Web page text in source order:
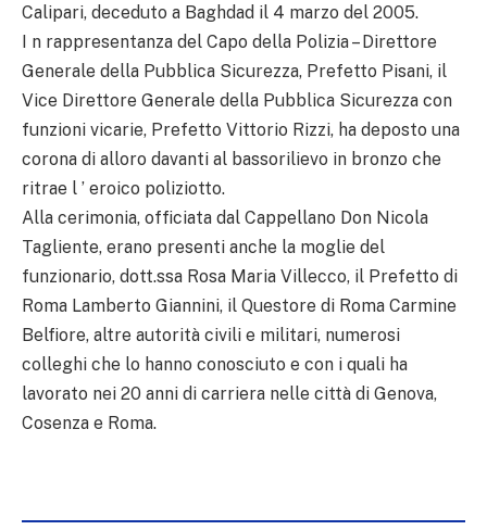
Calipari, deceduto a Baghdad il 4 marzo del 2005.
I n rappresentanza del Capo della Polizia – Direttore
Generale della Pubblica Sicurezza, Prefetto Pisani, il
Vice Direttore Generale della Pubblica Sicurezza con
funzioni vicarie, Prefetto Vittorio Rizzi, ha deposto una
corona di alloro davanti al bassorilievo in bronzo che
ritrae l ’ eroico poliziotto.
Alla cerimonia, officiata dal Cappellano Don Nicola
Tagliente, erano presenti anche la moglie del
funzionario, dott.ssa Rosa Maria Villecco, il Prefetto di
Roma Lamberto Giannini, il Questore di Roma Carmine
Belfiore, altre autorità civili e militari, numerosi
colleghi che lo hanno conosciuto e con i quali ha
lavorato nei 20 anni di carriera nelle città di Genova,
Cosenza e Roma.